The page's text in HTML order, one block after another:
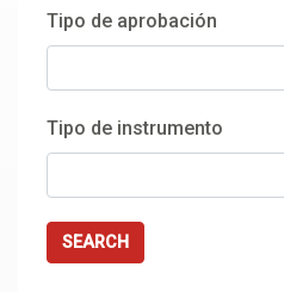
Tipo de aprobación
Tipo de instrumento
SEARCH